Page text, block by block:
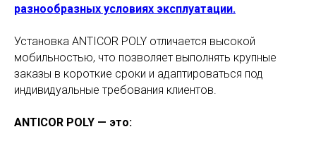
разнообразных условиях эксплуатации.
Установка ANTICOR POLY отличается высокой
мобильностью, что позволяет выполнять крупные
заказы в короткие сроки и адаптироваться под
индивидуальные требования клиентов.
ANTICOR POLY — это: